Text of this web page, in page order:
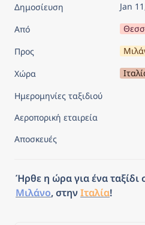
Δημοσίευση
Jan
Από
Προς
Χώρα
Ημερομηνίες ταξιδιού
Αεροπορική εταιρεία
Αποσκευές
Μιλάνο, στην Ιταλία!